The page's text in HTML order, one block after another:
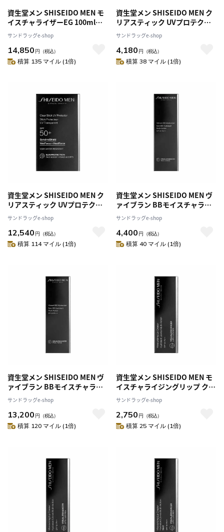
資生堂メン SHISEIDO MEN モ
イスチャライザーEG 100ml【3
個セット】
サンドラッグe-shop
14,850 円 （税込）
積算 135 マイル (1倍)
資生堂メン SHISEIDO MEN ク
リアスティック UVプロテクタ-
20g
サンドラッグe-shop
4,180 円 （税込）
積算 38 マイル (1倍)
資生堂メン SHISEIDO MEN ク
リアスティック UVプロテク
タ‐ 20g【3個セット】
サンドラッグe-shop
12,540 円 （税込）
積算 114 マイル (1倍)
資生堂メン SHISEIDO MEN ヴ
ァイブラン BBモイスチャライ
ザー 40g
サンドラッグe-shop
4,400 円 （税込）
積算 40 マイル (1倍)
資生堂メン SHISEIDO MEN ヴ
ァイブラン BBモイスチャライ
ザー 40g【3個セット】
サンドラッグe-shop
13,200 円 （税込）
積算 120 マイル (1倍)
資生堂メン SHISEIDO MEN モ
イスチャライジングリップ クリ
エイター 2g
サンドラッグe-shop
2,750 円 （税込）
積算 25 マイル (1倍)